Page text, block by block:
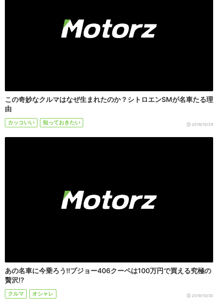
この奇妙なクルマはなぜ生まれたのか？シトロエンSMが名車たる理
由
カッコいい 知っておきたい 2019/10/29
あの名車に今乗ろう!!プジョー406クーペは100万円で買える究極の
贅沢!?
クルマ オシャレ 2019/10/30